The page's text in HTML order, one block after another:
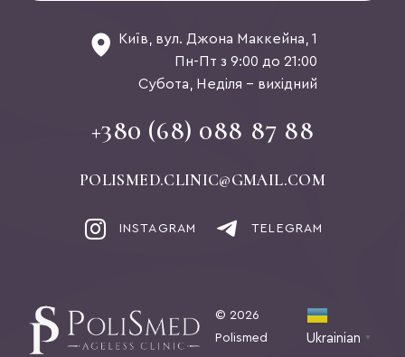
Київ, вул. Джона Маккейна, 1
Пн-Пт з 9:00 до 21:00
Субота, Неділя - вихідний
+380 (68) 088 87 88
POLISMED.CLINIC@GMAIL.COM
INSTAGRAM TELEGRAM
© 2026
Polismed
Ukrainian ▼